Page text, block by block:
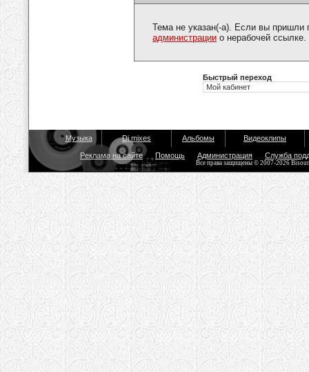
Тема не указан(-а). Если вы пришли
администрации о нерабочей ссылке.
Быстрый переход
Музыка Dj mixes Альбомы Видеоклипы
Реклама на сайте Помощь Администрация Служба
Все права защищены © 2007-2026